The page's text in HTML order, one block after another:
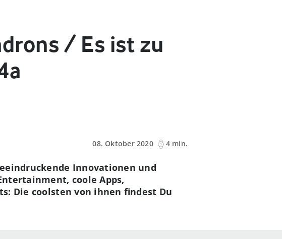
/ Es ist zu
08. Oktober 2020
4 min.
Innovationen und
coole Apps,
Die coolsten von ihnen findest Du